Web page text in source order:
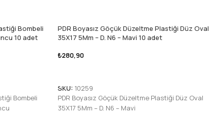
Bombeli
10 adet
Bombeli
PDR Boyasız Göçük Düzeltme Plastiği Düz Oval
35X17 5Mm – D. N6 – Mavi 10 adet
₺280,90
SKU: 10259
PDR Boyasız Göçük Düzeltme Plastiği Düz Oval
35X17 5Mm – D. N6 – Mavi